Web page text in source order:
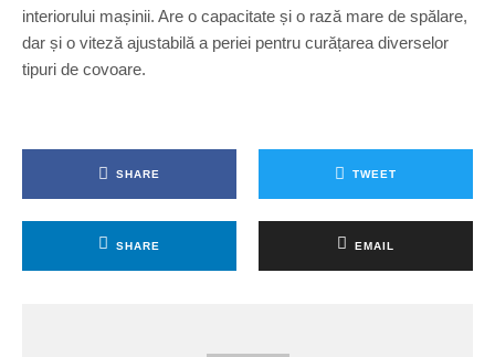
interiorului mașinii. Are o capacitate și o rază mare de spălare,
dar și o viteză ajustabilă a periei pentru curățarea diverselor
tipuri de covoare.
SHARE TWEET
SHARE EMAIL